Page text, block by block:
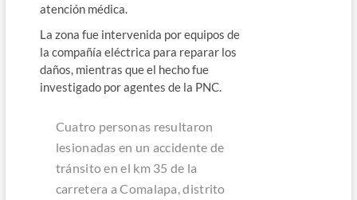
atención médica.
La zona fue intervenida por equipos de
la compañía eléctrica para reparar los
daños, mientras que el hecho fue
investigado por agentes de la PNC.
Cuatro personas resultaron
lesionadas en un accidente de
tránsito en el km 35 de la
carretera a Comalapa, distrito